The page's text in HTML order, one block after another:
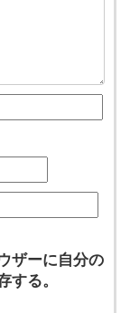
ザーに自分の
する。